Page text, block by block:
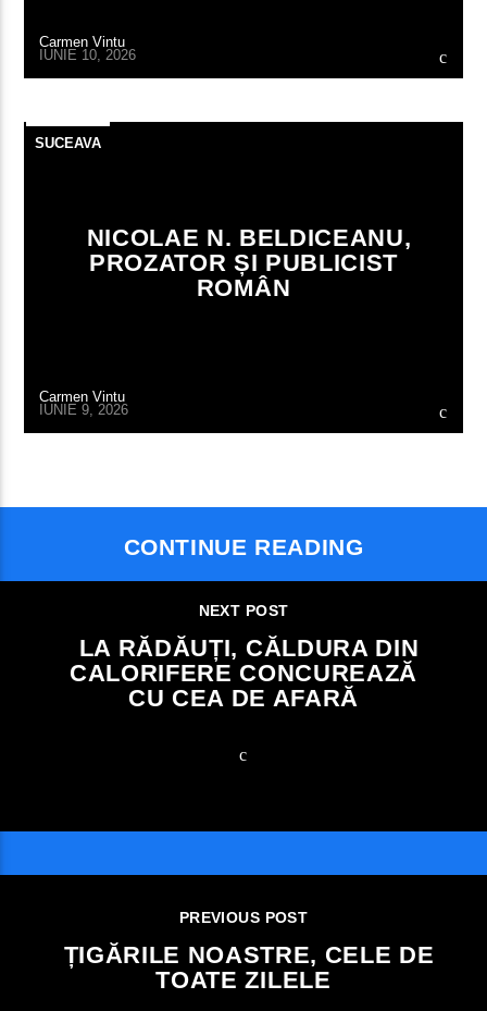
Carmen Vintu
IUNIE 10, 2026
SUCEAVA
NICOLAE N. BELDICEANU,
PROZATOR ȘI PUBLICIST
ROMÂN
Carmen Vintu
IUNIE 9, 2026
CONTINUE READING
NEXT POST
LA RĂDĂUȚI, CĂLDURA DIN
CALORIFERE CONCUREAZĂ
CU CEA DE AFARĂ
PREVIOUS POST
ȚIGĂRILE NOASTRE, CELE DE
TOATE ZILELE